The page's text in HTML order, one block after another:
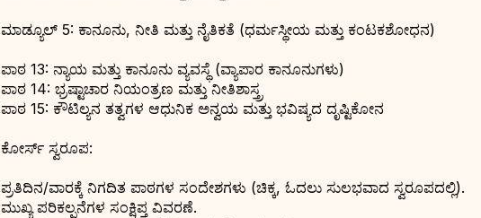
ಮಾಡ್ಯೂಲ್ 5: ಕಾನೂನು, ನೀತಿ ಮತ್ತು ನೈತಿಕತೆ (ಧರ್ಮಸ್ಥೀಯ ಮತ್ತು ಕಂಟಕಶೋಧನ)
ಪಾಠ 13: ನ್ಯಾಯ ಮತ್ತು ಕಾನೂನು ವ್ಯವಸ್ಥೆ (ವ್ಯಾಪಾರ ಕಾನೂನುಗಳು)
ಪಾಠ 14: ಭ್ರಷ್ಟಾಚಾರ ನಿಯಂತ್ರಣ ಮತ್ತು ನೀತಿಶಾಸ್ತ್ರ
ಪಾಠ 15: ಕೌಟಿಲ್ಯನ ತತ್ವಗಳ ಆಧುನಿಕ ಅನ್ವಯ ಮತ್ತು ಭವಿಷ್ಯದ ದೃಷ್ಟಿಕೋನ
ಕೋರ್ಸ್ ಸ್ವರೂಪ:
ಪ್ರತಿದಿನ/ವಾರಕ್ಕೆ ನಿಗದಿತ ಪಾಠಗಳ ಸಂದೇಶಗಳು (ಚಿಕ್ಕ, ಓದಲು ಸುಲಭವಾದ ಸ್ವರೂಪದಲ್ಲಿ).
ಮುಖ್ಯ ಪರಿಕಲ್ಪನೆಗಳ ಸಂಕ್ಷಿಪ್ತ ವಿವರಣೆ.